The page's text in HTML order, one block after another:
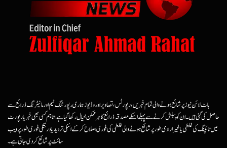
ہاٹ لائن نیوز پر شائع ہونے والی تمام خبریں، رپورٹس، تصاویر اور وڈیوز ہماری رپورٹنگ ٹیم اور مانیٹرنگ ذرائع سے
حاصل کی گئی ہیں۔ ان کو پبلش کرنے سے پہلے اسکے مصدقہ ذرائع کا ہرممکن خیال رکھا گیا ہے، تاہم کسی بھی خبر یا رپورٹ
میں ٹائپنگ کی غلطی یا غیرارادی طور پر شائع ہونے والی غلطی کی فوری اصلاح کرکے اسکی تردید یا درستگی فوری طور پر ویب
سائٹ پر شائع کردی جاتی ہے۔